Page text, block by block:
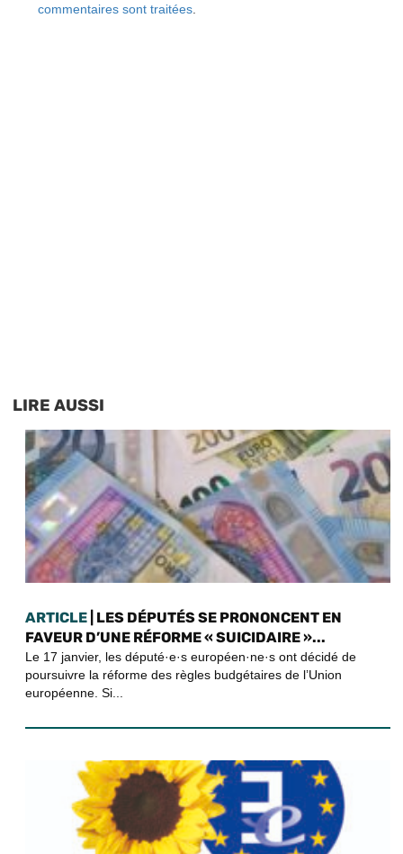
commentaires sont traitées
LIRE AUSSI
ARTICLE | LES DÉPUTÉS SE PRONONCENT EN
FAVEUR D’UNE RÉFORME « SUICIDAIRE »...
Le 17 janvier, les député·e·s européen·ne·s ont décidé de
poursuivre la réforme des règles budgétaires de l’Union
européenne. Si...